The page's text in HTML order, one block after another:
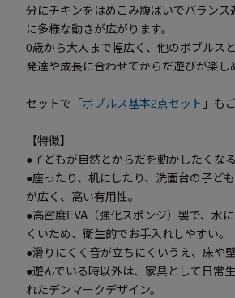
分にチキンをはめこみ腹ばいでバランス
に多様な動きが広がります。
0歳から大人まで幅広く、他のボブルス
発達や成長に合わせてからだ遊びが楽し
セットで「ボブルス基本2点セット 」も
【特徴】
●子どもが自然とからだを動かしたくなる
●座ったり、机にしたり、洗面台の子ど
が広く、高い有用性。
●高密度EVA（強化スポンジ）製で、水
くいため、衛生的でお手入れしやすい。
●滑りにくく音が立ちにくいうえ、床や
●遊んでいる時以外は、家具として日常
れたデンマークデザイン。